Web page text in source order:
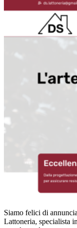
Siamo felici di
Lattoneria, specialista